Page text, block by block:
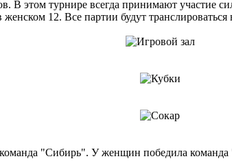
В этом турнире всегда принимают участие
12. Все партии будут
"Сибирь". У женщин победила